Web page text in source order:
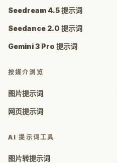
Seedream 4.5 提示词
Seedance 2.0 提示词
Gemini 3 Pro 提示词
按媒介浏览
图片提示词
网页提示词
AI 提示词工具
图片转提示词